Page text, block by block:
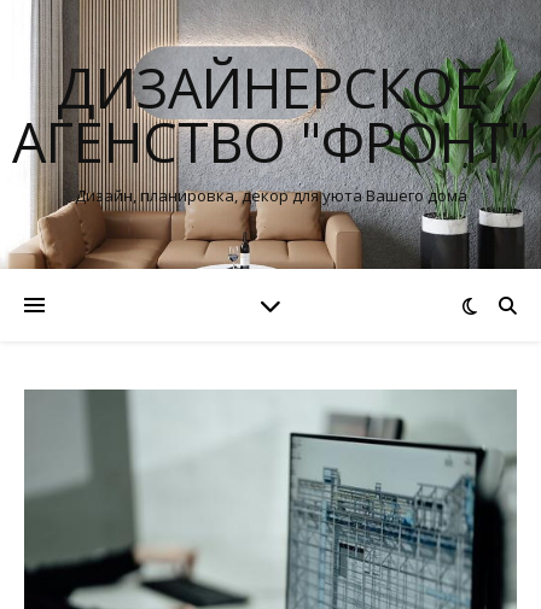
ДИЗАЙНЕРСКОЕ
АГЕНСТВО "ФРОНТ"
Дизайн, планировка, декор для уюта Вашего дома